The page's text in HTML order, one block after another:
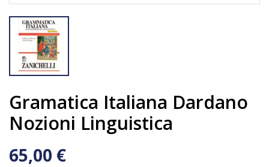
Gramatica Italiana Dardano
Nozioni Linguistica
65,00 €